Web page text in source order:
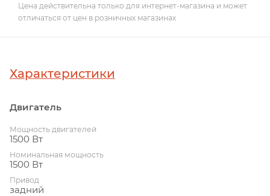
Цена действительна только для интернет-магазина и может
отличаться от цен в розничных магазинах
Характеристики
Двигатель
Мощность двигателей
1500 Вт
Номинальная мощность
1500 Вт
Привод
задний